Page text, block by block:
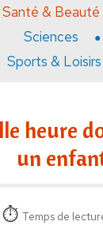
Santé & Beauté
Sciences
Sports & Loisirs
heure
un
Temps de